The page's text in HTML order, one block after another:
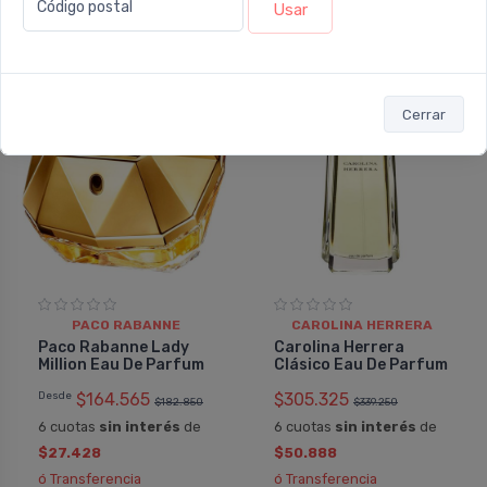
Código postal Usar
Cerrar
10%OFF
PACO RABANNE
Paco Rabanne Lady
Million Eau De Parfum
Desde $164.565 $182.850
6 cuotas sin interés de
$27.428
ó Transferencia
10%OFF
CAROLINA HERRERA
Carolina Herrera
Clásico Eau De Parfum
$305.325 $339.250
6 cuotas sin interés de
$50.888
ó Transferencia